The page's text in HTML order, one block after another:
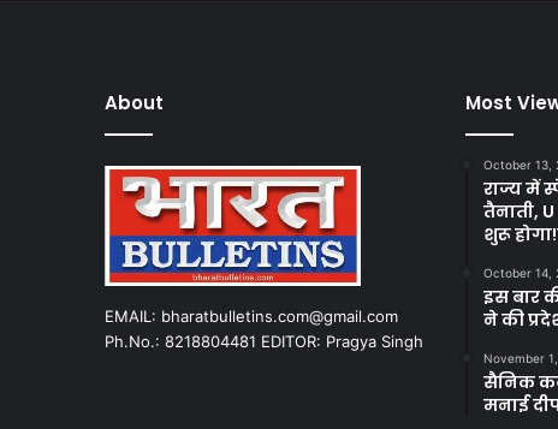
About
EMAIL: bharatbulletins.com@gmail.com
Ph.No.: 8218804481 EDITOR: Pragya Singh
Most
October 13,
राज्य में
तैनाती,
शुरू
October 14,
इस बार
ने की
November
सैनिक
मनाई